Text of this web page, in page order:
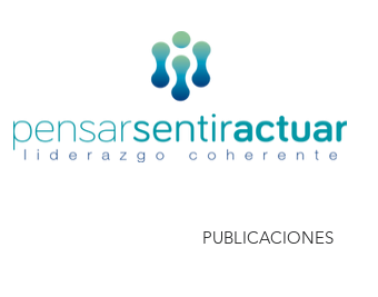
PUBLICACIONES